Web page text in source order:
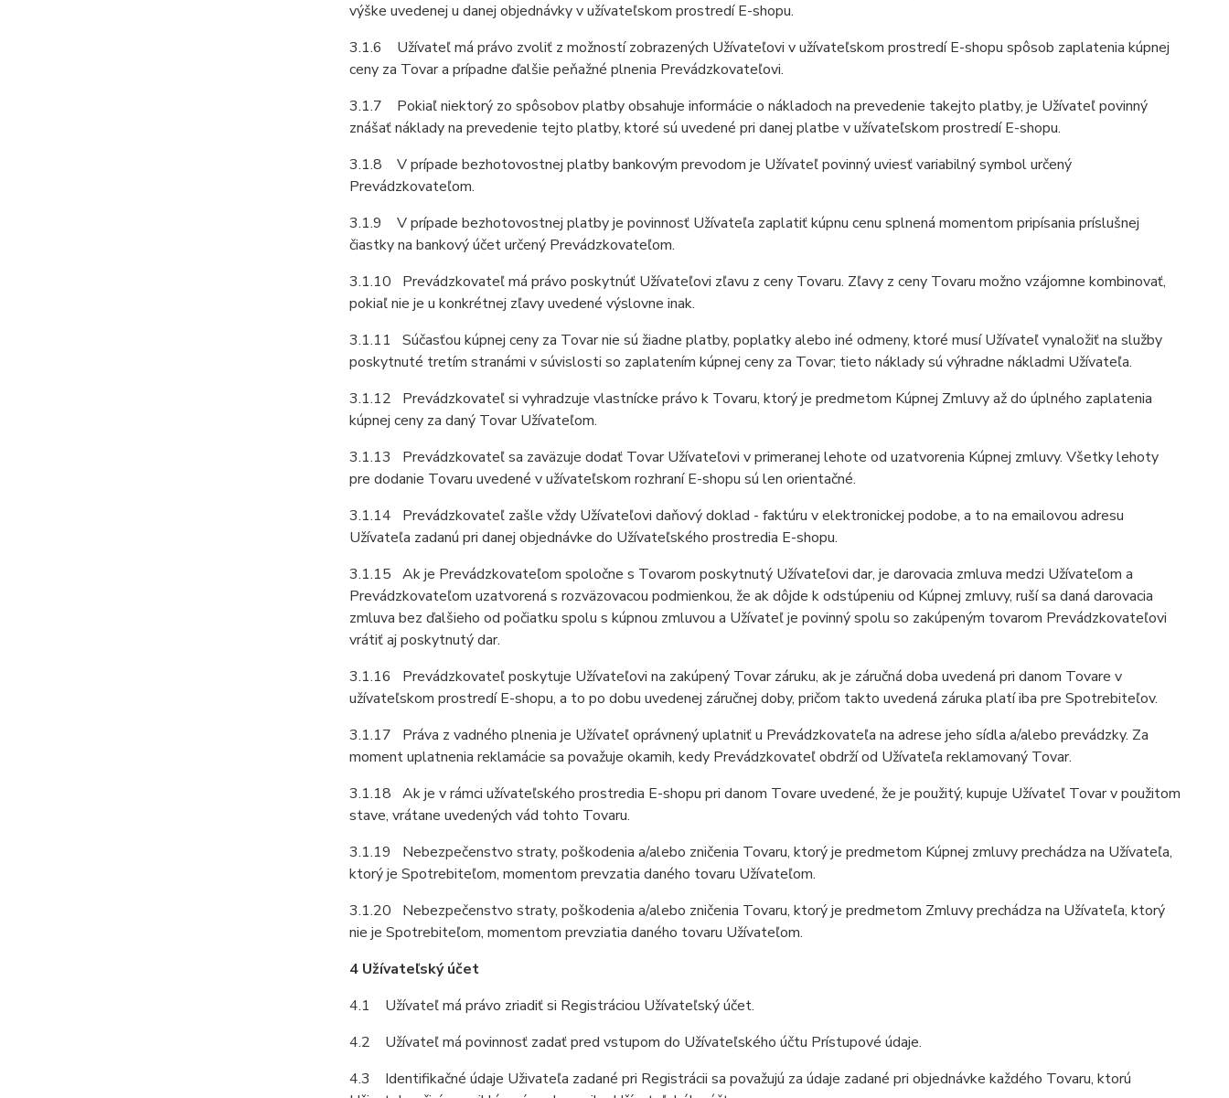
výške uvedenej u danej objednávky v užívateľskom prostredí E-shopu.
3.1.6 Užívateľ má právo zvoliť z možností zobrazených Užívateľovi v užívateľskom prostredí E-shopu spôsob zaplatenia kúpnej
ceny za Tovar a prípadne ďalšie peňažné plnenia Prevádzkovateľovi.
3.1.7 Pokiaľ niektorý zo spôsobov platby obsahuje informácie o nákladoch na prevedenie takejto platby, je Užívateľ povinný
znášať náklady na prevedenie tejto platby, ktoré sú uvedené pri danej platbe v užívateľskom prostredí E-shopu.
3.1.8 V prípade bezhotovostnej platby bankovým prevodom je Užívateľ povinný uviesť variabilný symbol určený
Prevádzkovateľom.
3.1.9 V prípade bezhotovostnej platby je povinnosť Užívateľa zaplatiť kúpnu cenu splnená momentom pripísania príslušnej
čiastky na bankový účet určený Prevádzkovateľom.
3.1.10 Prevádzkovateľ má právo poskytnúť Užívateľovi zľavu z ceny Tovaru. Zľavy z ceny Tovaru možno vzájomne kombinovať,
pokiaľ nie je u konkrétnej zľavy uvedené výslovne inak.
3.1.11 Súčasťou kúpnej ceny za Tovar nie sú žiadne platby, poplatky alebo iné odmeny, ktoré musí Užívateľ vynaložiť na služby
poskytnuté tretím stranámi v súvislosti so zaplatením kúpnej ceny za Tovar; tieto náklady sú výhradne nákladmi Užívateľa.
3.1.12 Prevádzkovateľ si vyhradzuje vlastnícke právo k Tovaru, ktorý je predmetom Kúpnej Zmluvy až do úplného zaplatenia
kúpnej ceny za daný Tovar Užívateľom.
3.1.13 Prevádzkovateľ sa zaväzuje dodať Tovar Užívateľovi v primeranej lehote od uzatvorenia Kúpnej zmluvy. Všetky lehoty
pre dodanie Tovaru uvedené v užívateľskom rozhraní E-shopu sú len orientačné.
3.1.14 Prevádzkovateľ zašle vždy Užívateľovi daňový doklad - faktúru v elektronickej podobe, a to na emailovou adresu
Užívateľa zadanú pri danej objednávke do Užívateľského prostredia E-shopu.
3.1.15 Ak je Prevádzkovateľom spoločne s Tovarom poskytnutý Užívateľovi dar, je darovacia zmluva medzi Užívateľom a
Prevádzkovateľom uzatvorená s rozväzovacou podmienkou, že ak dôjde k odstúpeniu od Kúpnej zmluvy, ruší sa daná darovacia
zmluva bez ďalšieho od počiatku spolu s kúpnou zmluvou a Užívateľ je povinný spolu so zakúpeným tovarom Prevádzkovateľovi
vrátiť aj poskytnutý dar.
3.1.16 Prevádzkovateľ poskytuje Užívateľovi na zakúpený Tovar záruku, ak je záručná doba uvedená pri danom Tovare v
užívateľskom prostredí E-shopu, a to po dobu uvedenej záručnej doby, pričom takto uvedená záruka platí iba pre Spotrebiteľov.
3.1.17 Práva z vadného plnenia je Užívateľ oprávnený uplatniť u Prevádzkovateľa na adrese jeho sídla a/alebo prevádzky. Za
moment uplatnenia reklamácie sa považuje okamih, kedy Prevádzkovateľ obdrží od Užívateľa reklamovaný Tovar.
3.1.18 Ak je v rámci užívateľského prostredia E-shopu pri danom Tovare uvedené, že je použitý, kupuje Užívateľ Tovar v použitom
stave, vrátane uvedených vád tohto Tovaru.
3.1.19 Nebezpečenstvo straty, poškodenia a/alebo zničenia Tovaru, ktorý je predmetom Kúpnej zmluvy prechádza na Užívateľa,
ktorý je Spotrebiteľom, momentom prevzatia daného tovaru Užívateľom.
3.1.20 Nebezpečenstvo straty, poškodenia a/alebo zničenia Tovaru, ktorý je predmetom Zmluvy prechádza na Užívateľa, ktorý
nie je Spotrebiteľom, momentom prevziatia daného tovaru Užívateľom.
4 Užívateľský účet
4.1 Užívateľ má právo zriadiť si Registráciou Užívateľský účet.
4.2 Užívateľ má povinnosť zadať pred vstupom do Užívateľského účtu Prístupové údaje.
4.3 Identifikačné údaje Uživateľa zadané pri Registrácii sa považujú za údaje zadané pri objednávke každého Tovaru, ktorú